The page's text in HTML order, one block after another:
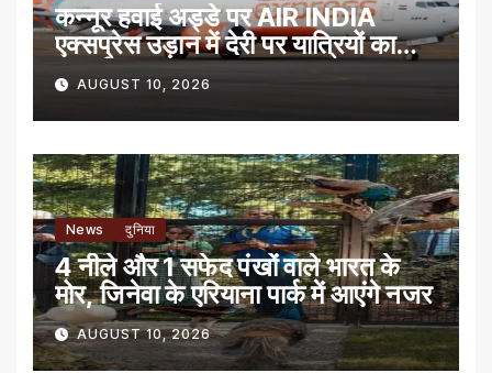
कन्नूर हवाई अड्डे पर AIR INDIA
एक्सप्रेस उड़ान में देरी पर यात्रियों का
प्रदर्शन
AUGUST 10, 2026
News दुनिया
4 नीले और 1 सफेद पंखों वाले भारत के
मोर, जिनेवा के एरियाना पार्क में आएंगे नजर
AUGUST 10, 2026